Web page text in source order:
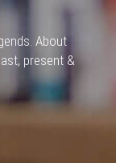
About
present &